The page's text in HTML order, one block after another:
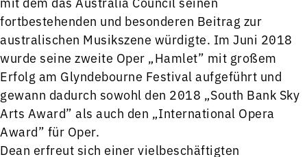
fortbestehenden und besonderen Beitrag zur
australischen Musikszene würdigte. Im Juni 2018
wurde seine zweite Oper „Hamlet” mit großem
Erfolg am Glyndebourne Festival aufgeführt und
gewann dadurch sowohl den 2018 „South Bank Sky
Arts Award” als auch den „International Opera
Award” für Oper.
Dean erfreut sich einer vielbeschäftigten